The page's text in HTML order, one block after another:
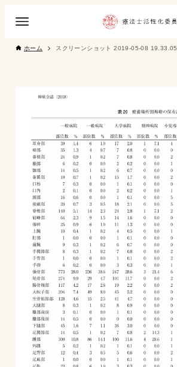
ホーム スクリーンショット 2019-05-08 19.33.05